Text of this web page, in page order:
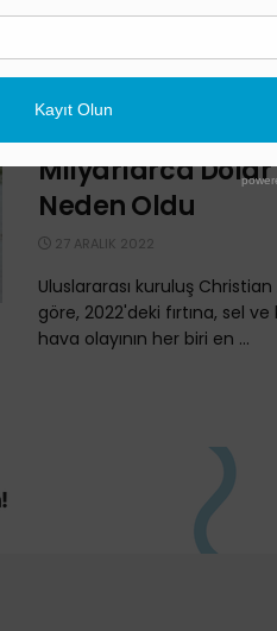
azalması ile yeterli ve
Yıkıcı
2022’de Aşırı
Milyarlarca
Neden Oldu
27 ARALIK 2022
Uluslararası kuruluş
göre, 2022'deki fırtına, sel ve
hava olayının her biri en ...